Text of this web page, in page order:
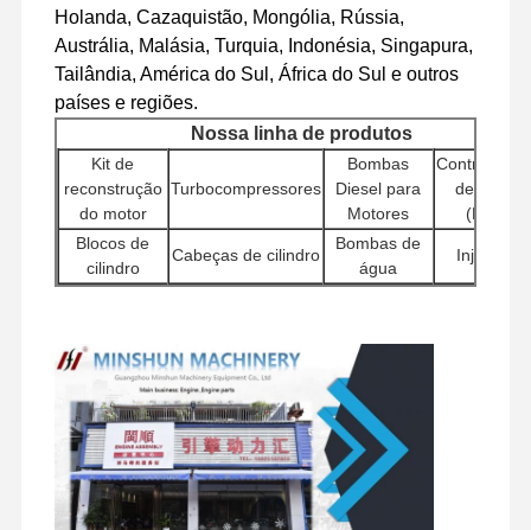
Visita À
Fábrica
Controle De
Qualidade
Contacte-
Nos
Notícias
Casos
Perkins Engine
Motor Kubota
Motor Isuzu
Motor Cummins
Holanda, Cazaquistão, Mongólia, Rússia,
Austrália, Malásia, Turquia, Indonésia, Singapura,
Tailândia, América do Sul, África do Sul e outros
países e regiões.
Nossa linha de produtos
Kit de
reconstrução
do motor
Turbocompressores
Bombas
Diesel para
Motores
de motor
(ECU)
Blocos de
cilindro
Cabeças de cilindro
Bombas de
água
Injetores
partida
motor
Componentes
giratórios
Válvulas
Distribuidoras
Conjuntos de
motores de
deslocamento